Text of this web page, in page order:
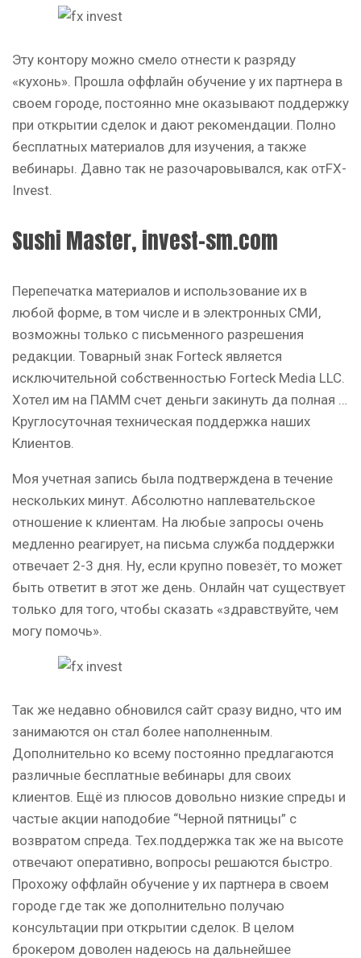
Эту контору можно смело отнести к разряду
«кухонь». Прошла оффлайн обучение у их партнера в
своем городе, постоянно мне оказывают поддержку
при открытии сделок и дают рекомендации. Полно
бесплатных материалов для изучения, а также
вебинары. Давно так не разочаровывался, как отFX-
Invest.
Sushi Master, invest-sm.com
Перепечатка материалов и использование их в
любой форме, в том числе и в электронных СМИ,
возможны только с письменного разрешения
редакции. Товарный знак Forteck является
исключительной собственностью Forteck Media LLC.
Хотел им на ПАММ счет деньги закинуть да полная …
Круглосуточная техническая поддержка наших
Клиентов.
Моя учетная запись была подтверждена в течение
нескольких минут. Абсолютно наплевательское
отношение к клиентам. На любые запросы очень
медленно реагирует, на письма служба поддержки
отвечает 2-3 дня. Ну, если крупно повезёт, то может
быть ответит в этот же день. Онлайн чат существует
только для того, чтобы сказать «здравствуйте, чем
могу помочь».
Так же недавно обновился сайт сразу видно, что им
занимаются он стал более наполненным.
Дополнительно ко всему постоянно предлагаются
различные бесплатные вебинары для своих
клиентов. Ещё из плюсов довольно низкие спреды и
частые акции наподобие “Черной пятницы” с
возвратом спреда. Тех.поддержка так же на высоте
отвечают оперативно, вопросы решаются быстро.
Прохожу оффлайн обучение у их партнера в своем
городе где так же дополнительно получаю
консультации при открытии сделок. В целом
брокером доволен надеюсь на дальнейшее